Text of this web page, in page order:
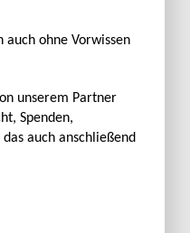
ohne Vorwissen
unserem Partner
Spenden,
auch anschließend